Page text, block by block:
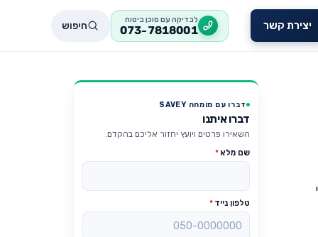
יצירת קשר לבדיקה עם סוכן ביטוח
073-7818001 חיפוש
דברו עם מומחה SAVEY
דברו איתנו
השאירו פרטים ויועץ יחזור אליכם בהקדם.
שם מלא*
טלפון נייד *